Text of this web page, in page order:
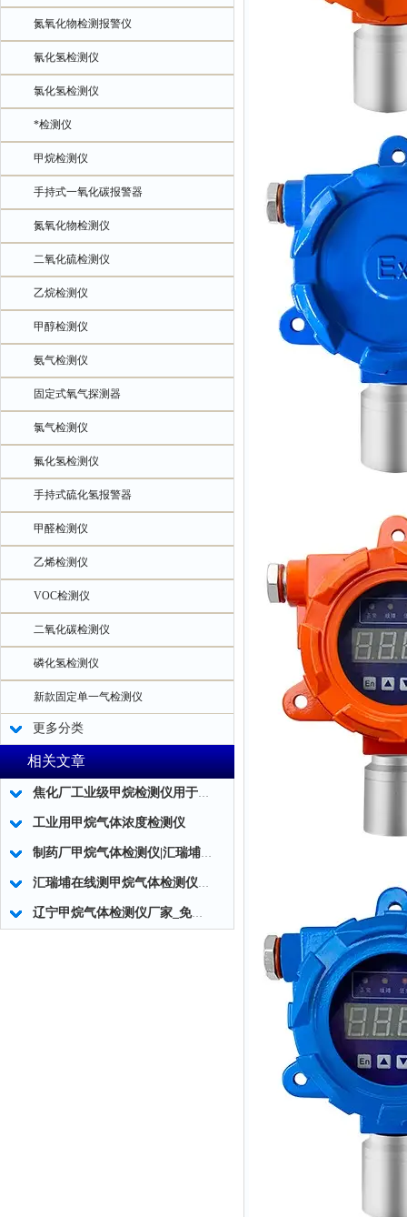
氮氧化物检测报警仪
氰化氢检测仪
氯化氢检测仪
*检测仪
甲烷检测仪
手持式一氧化碳报警器
氮氧化物检测仪
二氧化硫检测仪
乙烷检测仪
甲醇检测仪
氨气检测仪
固定式氧气探测器
氯气检测仪
氟化氢检测仪
手持式硫化氢报警器
甲醛检测仪
乙烯检测仪
VOC检测仪
二氧化碳检测仪
磷化氢检测仪
新款固定单一气检测仪
更多分类
相关文章
焦化厂工业级甲烷检测仪用于煤气泄漏检测
工业用甲烷气体浓度检测仪
制药厂甲烷气体检测仪|汇瑞埔RS485固定式快速检测甲烷气体检测仪
汇瑞埔在线测甲烷气体检测仪浓度泄漏报警器
辽宁甲烷气体检测仪厂家_免费标定